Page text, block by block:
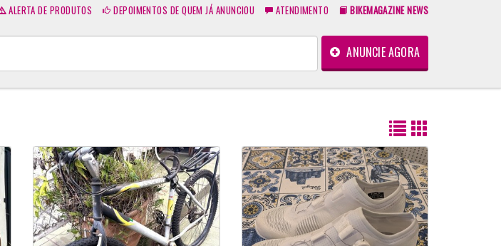
ALERTA DE PRODUTOS DEPOIMENTOS DE QUEM JÁ ANUNCIOU ATENDIMENTO BIKEMAGAZINE NEWS
ANUNCIE AGORA